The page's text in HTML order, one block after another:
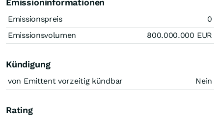
Emissioninformationen
Emissionspreis
0
Emissionsvolumen
800.000.000 EUR
Kündigung
von Emittent vorzeitig kündbar Nein
Rating